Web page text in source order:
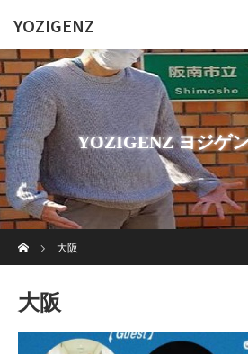
YOZIGENZ
YOZIGENZ ヨジゲ
大阪
大阪